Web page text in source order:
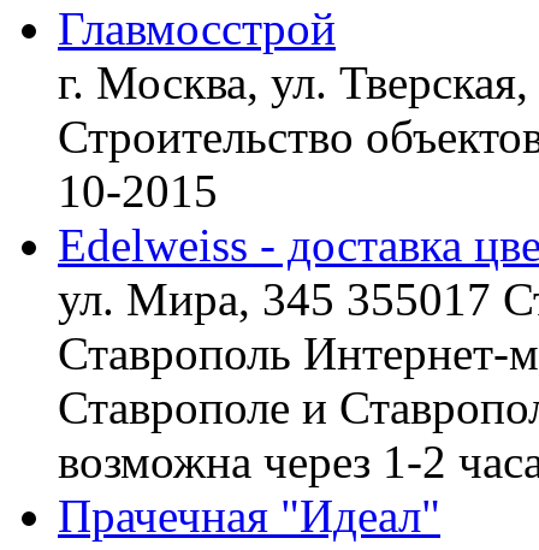
Главмосстрой
г. Москва, ул.
Строительство
10-2015
Edelweiss - доставка
ул. Мира, 345 355017
Ставрополь Интернет-
Ставрополе и
возможна через 1-2
Прачечная "Идеал"